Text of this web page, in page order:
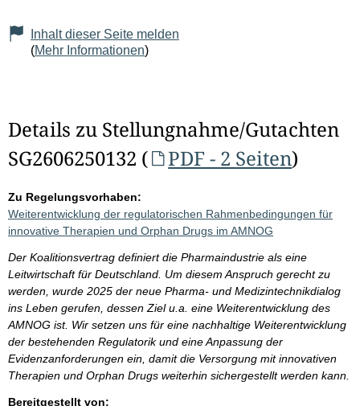
Inhalt dieser Seite melden
(Mehr Informationen)
Details zu Stellungnahme/Gutachten
SG2606250132 (
PDF - 2 Seiten)
Zu Regelungsvorhaben:
Weiterentwicklung der regulatorischen Rahmenbedingungen für
innovative Therapien und Orphan Drugs im AMNOG
Der Koalitionsvertrag definiert die Pharmaindustrie als eine
Leitwirtschaft für Deutschland. Um diesem Anspruch gerecht zu
werden, wurde 2025 der neue Pharma- und Medizintechnikdialog
ins Leben gerufen, dessen Ziel u.a. eine Weiterentwicklung des
AMNOG ist. Wir setzen uns für eine nachhaltige Weiterentwicklung
der bestehenden Regulatorik und eine Anpassung der
Evidenzanforderungen ein, damit die Versorgung mit innovativen
Therapien und Orphan Drugs weiterhin sichergestellt werden kann.
Bereitgestellt von: